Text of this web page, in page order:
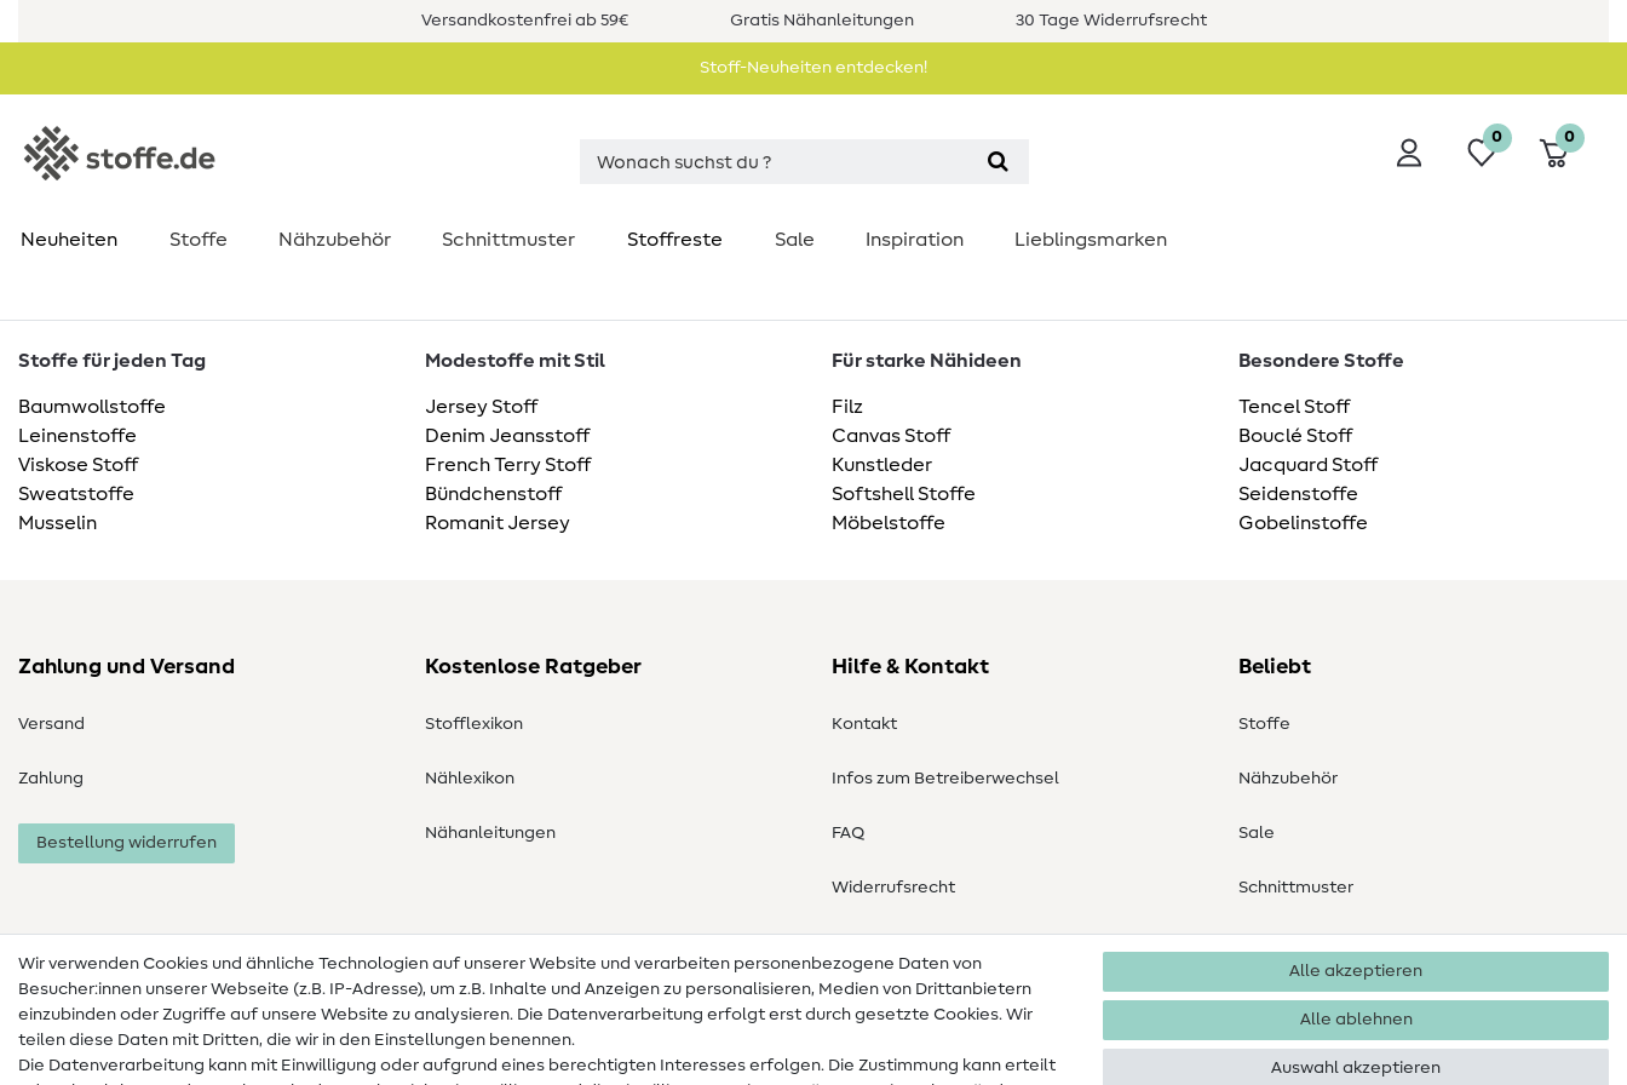
Versandkostenfrei ab 59€ Gratis Nähanleitungen 30 Tage Widerrufsrecht
Stoff-Neuheiten entdecken!
0 0
Neuheiten Stoffe Nähzubehör Schnittmuster Stoffreste Sale Inspiration Lieblingsmarken
Stoffe für jeden Tag
Baumwollstoffe
Leinenstoffe
Viskose Stoff
Sweatstoffe
Musselin
Modestoffe mit Stil
Jersey Stoff
Denim Jeansstoff
French Terry Stoff
Bündchenstoff
Romanit Jersey
Für starke Nähideen
Filz
Canvas Stoff
Kunstleder
Softshell Stoffe
Möbelstoffe
Besondere Stoffe
Tencel Stoff
Bouclé Stoff
Jacquard Stoff
Seidenstoffe
Gobelinstoffe
Zahlung und Versand
Versand
Zahlung
Bestellung widerrufen
Kostenlose Ratgeber
Stofflexikon
Nählexikon
Nähanleitungen
Hilfe & Kontakt
Kontakt
Infos zum Betreiberwechsel
FAQ
Widerrufsrecht
Beliebt
Stoffe
Nähzubehör
Sale
Schnittmuster
Wir verwenden Cookies und ähnliche Technologien auf unserer Website und verarbeiten personenbezogene Daten von
Besucher:innen unserer Webseite (z.B. IP-Adresse), um z.B. Inhalte und Anzeigen zu personalisieren, Medien von Drittanbietern
einzubinden oder Zugriffe auf unsere Website zu analysieren. Die Datenverarbeitung erfolgt erst durch gesetzte Cookies. Wir
teilen diese Daten mit Dritten, die wir in den Einstellungen benennen.
Die Datenverarbeitung kann mit Einwilligung oder aufgrund eines berechtigten Interesses erfolgen. Die Zustimmung kann erteilt
Alle akzeptieren
Alle ablehnen
Auswahl akzeptieren
Impressum Datenschutz AGB